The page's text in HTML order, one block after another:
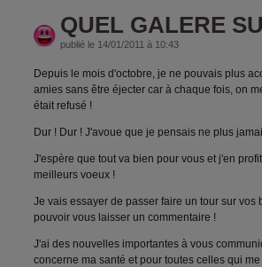
QUEL GALERE
publié le 14/01/2011 à 10:43
Depuis le mois d'octobre, je ne pouvais plus
amies sans être éjecter car à chaque fois, on
était refusé !
Dur ! Dur ! J'avoue que je pensais ne plus
J'espère que tout va bien pour vous et j'en
meilleurs voeux !
Je vais essayer de passer faire un tour sur vos
pouvoir vous laisser un commentaire !
J'ai des nouvelles importantes à vous
concerne ma santé et pour toutes celles qui